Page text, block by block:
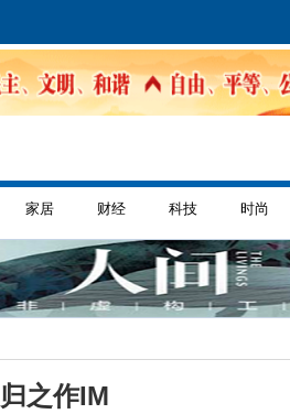
家居 财经 科技 时尚
之作IM